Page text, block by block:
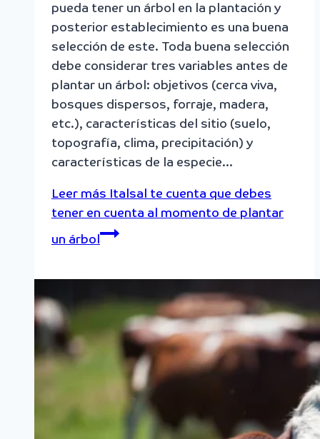
pueda tener un árbol en la plantación y
posterior establecimiento es una buena
selección de este. Toda buena selección
debe considerar tres variables antes de
plantar un árbol: objetivos (cerca viva,
bosques dispersos, forraje, madera,
etc.), características del sitio (suelo,
topografía, clima, precipitación) y
características de la especie…
Leer más Italsal te cuenta que debes
tener en cuenta al momento de plantar
un árbol